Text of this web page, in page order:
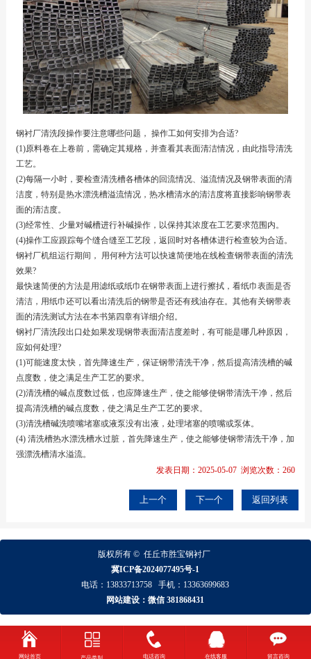
钢衬厂清洗段操作要注意哪些问题， 操作工如何安排为合适?
(1)原料卷在上卷前，需确定其规格，并查看其表面清洁情况，由此指导清洗
工艺。
(2)每隔一小时，要检查清洗槽各槽体的回流情况、溢流情况及钢带表面的清
洁度，特别是热水漂洗槽溢流情况，热水槽清水的清洁度将直接影响钢带表
面的清洁度。
(3)经常性、少量对碱槽进行补碱操作，以保持其浓度在工艺要求范围内。
(4)操作工应跟踪每个缝合缝至工艺段，返回时对各槽体进行检查较为合适。
钢衬厂机组运行期间， 用何种方法可以快速简便地在线检查钢带表面的清洗
效果?
最快速简便的方法是用滤纸或纸巾在钢带表面上进行擦拭，看纸巾表面是否
清洁，用纸巾还可以看出清洗后的钢带是否还有残油存在。其他有关钢带表
面的清洗测试方法在本书第四章有详细介绍。
钢衬厂清洗段出口处如果发现钢带表面清洁度差时，有可能是哪几种原因，
应如何处理?
(1)可能速度太快，首先降速生产，保证钢带清洗干净，然后提高清洗槽的碱
点度数，使之满足生产工艺的要求。
(2)清洗槽的碱点度数过低，也应降速生产，使之能够使钢带清洗干净，然后
提高清洗槽的碱点度数，使之满足生产工艺的要求。
(3)清洗槽碱洗喷嘴堵塞或液泵没有出液，处理堵塞的喷嘴或泵体。
(4) 清洗槽热水漂洗槽水过脏，首先降速生产，使之能够使钢带清洗干净，加
强漂洗槽清水溢流。
发表日期：2025-05-07 浏览次数：260
上一个 下一个 返回列表
版权所有 ©任丘市胜宝钢衬厂
冀ICP备2024077495号-1
电话： 13833713758 手机： 13363699683
网站建设：微信 381868431
网站首页 电话咨询 在线客服 留言咨询